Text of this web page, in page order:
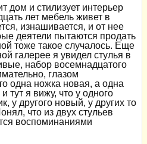
дом и стилизует интерьер
лет мебель живет в
изнашивается, и от нее
деятели пытаются продать
тоже такое случалось. Еще
галерее я увидел стулья в
набор восемнадцатого
глазом
одна ножка новая, а одна
тут я вижу, что у одного
у другого новый, у других то
что из двух стульев
воспоминаниями